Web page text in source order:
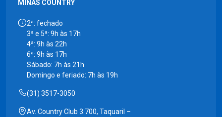
MINAS COUNTRY
2ª: fechado
3ª e 5ª: 9h às 17h
4ª: 9h às 22h
6ª: 9h às 17h
Sábado: 7h às 21h
Domingo e feriado: 7h às 19h
(31) 3517-3050
Av. Country Club 3.700, Taquaril –